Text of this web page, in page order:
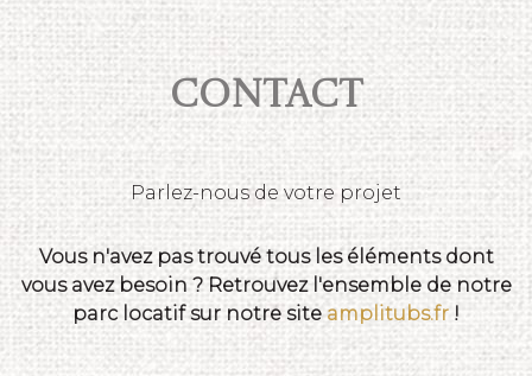
Contact
Parlez-nous de votre projet
Vous n'avez pas trouvé tous les éléments dont
vous avez besoin ? Retrouvez l'ensemble de notre
parc locatif sur notre site amplitubs.fr !